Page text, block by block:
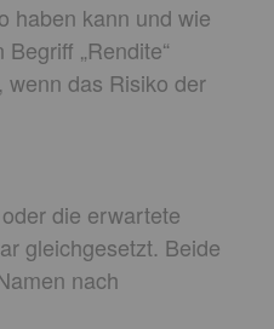
haben kann und wie
„Rendite“
das Risiko der
die erwartete
gleichgesetzt. Beide
nach